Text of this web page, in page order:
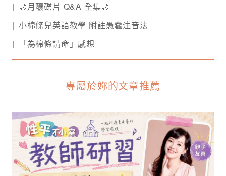
🌙月釀碟片 Q&A 全集🌙
小棉條兒英語教學 附註愚蠢注音法
「為棉條請命」感想
專屬於妳的文章推薦